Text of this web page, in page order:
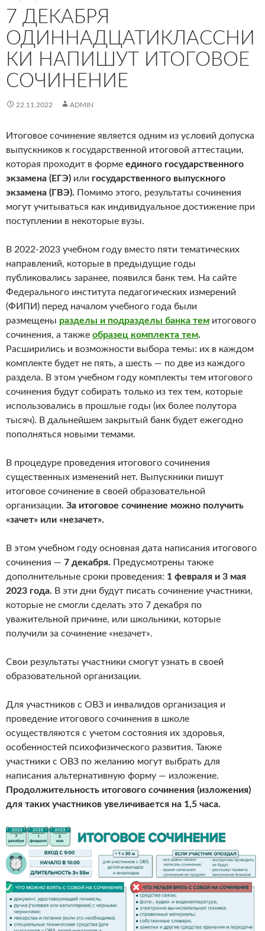
7 ДЕКАБРЯ
ОДИННАДЦАТИКЛАССНИ
КИ НАПИШУТ ИТОГОВОЕ
СОЧИНЕНИЕ
22.11.2022 ADMIN
Итоговое сочинение является одним из условий допуска
выпускников к государственной итоговой аттестации,
которая проходит в форме единого государственного
экзамена (ЕГЭ) или государственного выпускного
экзамена (ГВЭ). Помимо этого, результаты сочинения
могут учитываться как индивидуальное достижение при
поступлении в некоторые вузы.
В 2022-2023 учебном году вместо пяти тематических
направлений, которые в предыдущие годы
публиковались заранее, появился банк тем. На сайте
Федерального института педагогических измерений
(ФИПИ) перед началом учебного года были
размещены разделы и подразделы банка тем итогового
сочинения, а также образец комплекта тем.
Расширились и возможности выбора темы: их в каждом
комплекте будет не пять, а шесть — по две из каждого
раздела. В этом учебном году комплекты тем итогового
сочинения будут собирать только из тех тем, которые
использовались в прошлые годы (их более полутора
тысяч). В дальнейшем закрытый банк будет ежегодно
пополняться новыми темами.
В процедуре проведения итогового сочинения
существенных изменений нет. Выпускники пишут
итоговое сочинение в своей образовательной
организации. За итоговое сочинение можно получить
«зачет» или «незачет».
В этом учебном году основная дата написания итогового
сочинения — 7 декабря. Предусмотрены также
дополнительные сроки проведения: 1 февраля и 3 мая
2023 года. В эти дни будут писать сочинение участники,
которые не смогли сделать это 7 декабря по
уважительной причине, или школьники, которые
получили за сочинение «незачет».
Свои результаты участники смогут узнать в своей
образовательной организации.
Для участников с ОВЗ и инвалидов организация и
проведение итогового сочинения в школе
осуществляются с учетом состояния их здоровья,
особенностей психофизического развития. Также
участники с ОВЗ по желанию могут выбрать для
написания альтернативную форму — изложение.
Продолжительность итогового сочинения (изложения)
для таких участников увеличивается на 1,5 часа.